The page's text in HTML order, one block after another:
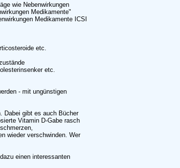
wie Nebenwirkungen
Medikamente"
Medikamente ICSI
etc.
etc.
- mit ungünstigen
Dabei gibt es auch Bücher
Vitamin D-Gabe rasch
wieder verschwinden. Wer
einen interessanten